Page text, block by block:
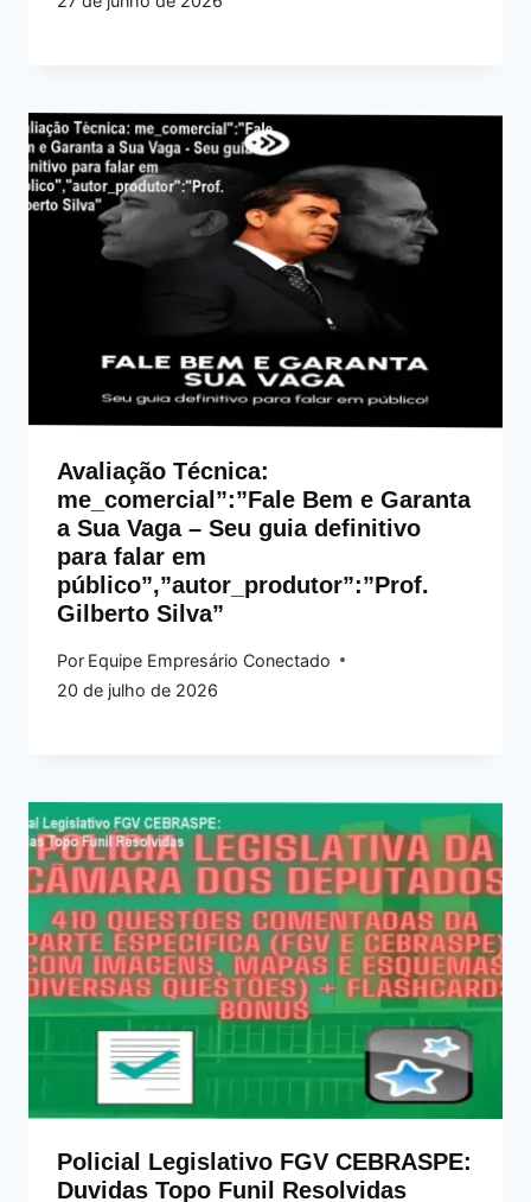
Avaliação Técnica:
me_comercial”:”Fale Bem e Garanta
a Sua Vaga – Seu guia definitivo
para falar em
público”,”autor_produtor”:”Prof.
Gilberto Silva”
Por Equipe Empresário Conectado
20 de julho de 2026
Policial Legislativo FGV CEBRASPE:
Duvidas Topo Funil Resolvidas